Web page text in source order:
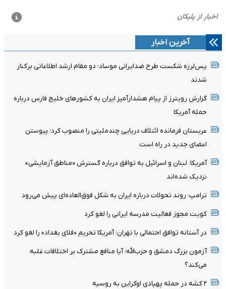
آخرین اخبار
پس‌لرزه شکست طرح ضدایرانی موساد؛ دو مقام ارشد اطلاعاتی برکنار
شدند
گزارش رویترز از پیام هشدارآمیز ایران به کشورهای خلیج فارس درباره
حمله آمریکا
عربستان فرمانده ائتلاف دریایی چندملیتی را منصوب کرد؛ پیوستن
اعضای جدید در راه است
آمریکا: لبنان و اسرائیل به توافق درباره گسترش «مناطق آزمایشی»
نزدیک شده‌اند
ترامپ: روند تحولات درباره ایران به شکل فوق‌العاده‌ای پیش می‌رود
کویت مجوز فعالیت مدرسه ایرانی را لغو کرد
در آستانه توافق احتمالی با تهران؛ آمریکا تحریم «فلای بغداد» را لغو کرد
آزمون بزرگ دمشق و حزب‌الله؛ آیا منافع مشترک بر اختلافات غلبه
می‌کند؟
۲ کشه در حمله پهپادی اوکراین به روسیه